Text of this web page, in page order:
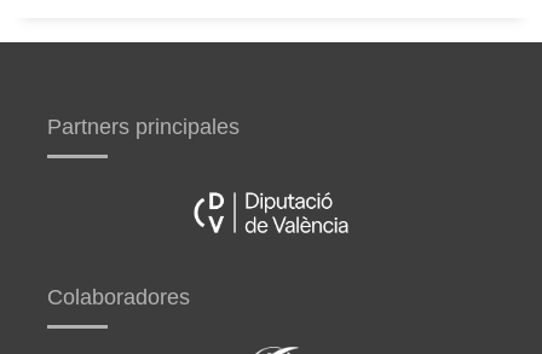
Partners principales
Colaboradores